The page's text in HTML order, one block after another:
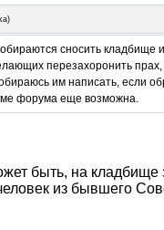
)
сносить кладбище
перезахоронить прах,
им написать, если
форума еще возможна.
быть, на кладбище
из бывшего